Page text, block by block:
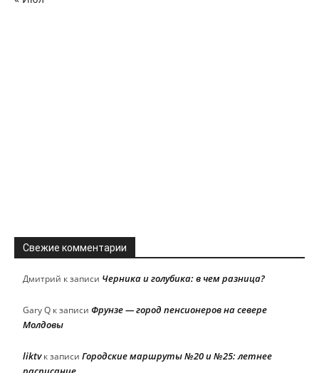
Свежие комментарии
Дмитрий к записи Черника и голубика: в чем разница?
Gary Q к записи Фрунзе — город пенсионеров на севере
Молдовы
liktvк записи Городские маршруты №20 и №25: летнее